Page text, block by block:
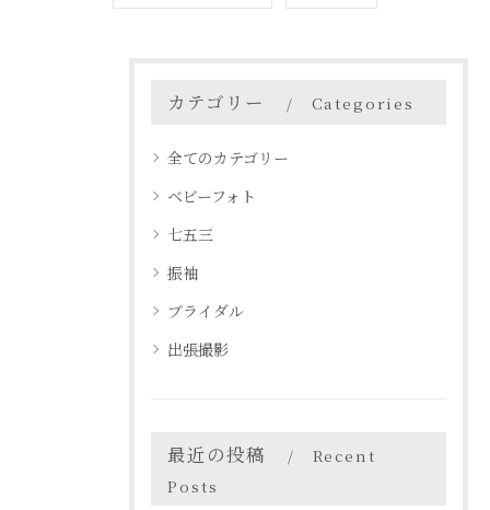
カテゴリー Categories
全てのカテゴリー
ベビーフォト
七五三
振袖
ブライダル
出張撮影
最近の投稿
Recent
Posts